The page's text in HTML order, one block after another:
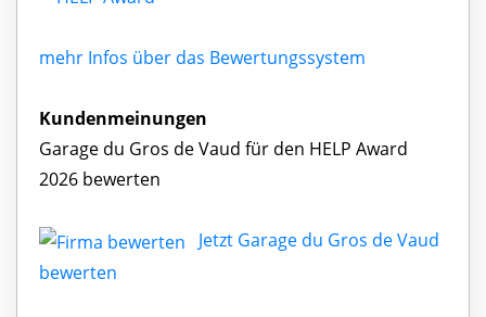
mehr Infos über das Bewertungssystem
Kundenmeinungen
Garage du Gros de Vaud für den HELP Award
2026 bewerten
Jetzt Garage du Gros de Vaud
bewerten